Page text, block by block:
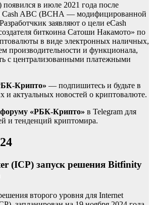
в июле 2021 года после
Cash ABC (BCHA — модифицированной
заявляют о цели eCash
биткоина Сатоши Накамото» по
в виде электронных наличных,
производительности и функционала,
с централизованными платежными
Крипто» — подпишитесь и будьте в
и актуальных новостей о криптовалюте.
форуму «РБК-Крипто» в Telegram для
и тенденций криптомира.
(ICP) запуск решения Bitfinity
второго уровня для Internet